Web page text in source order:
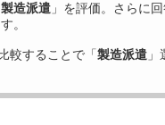
製造派遣 」を評価。さらに
。
較することで「製造派遣